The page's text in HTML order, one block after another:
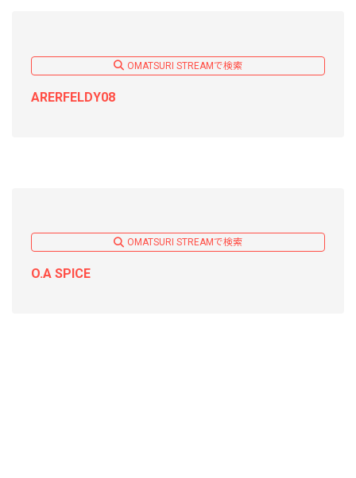
OMATSURI STREAMで検索
ARERFELDY08
OMATSURI STREAMで検索
O.A SPICE